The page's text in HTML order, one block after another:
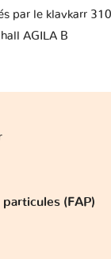
par le klavkarr
AGILA B
particules (FAP)